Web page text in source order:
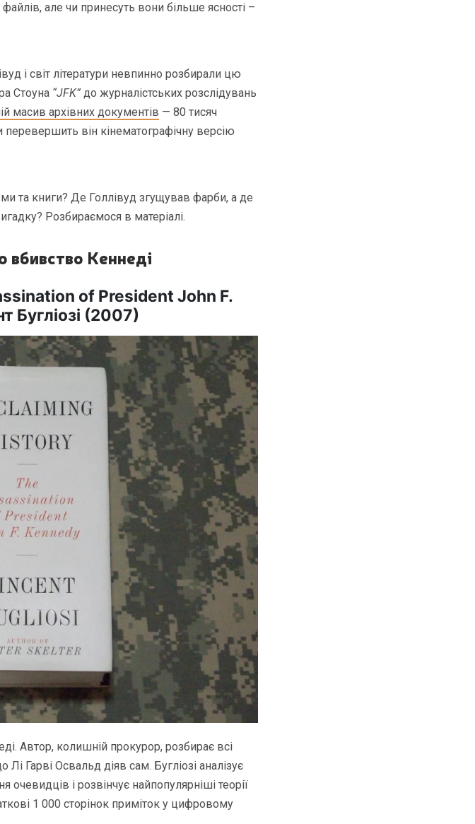
але чи принесуть вони більше ясності –
і світ літератури невпинно розбирали цю
Стоуна “JFK” до журналістських розслідувань
масив архівних документів — 80 тисяч
він кінематографічну версію
та книги? Де Голлівуд згущував фарби, а де
Розбираємося в матеріалі.
вбивство Кеннеді
of President John F.
Бугліозі (2007)
Автор, колишній прокурор, розбирає всі
Гарві Освальд діяв сам. Бугліозі аналізує
очевидців і розвінчує найпопулярніші теорії
1 000 сторінок приміток у цифровому